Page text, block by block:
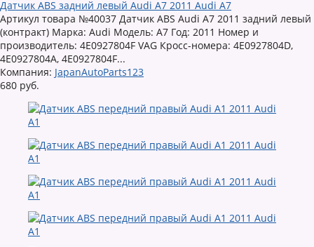
Датчик ABS задний левый Audi A7 2011 Audi A7
Артикул товара №40037 Датчик ABS Audi A7 2011 задний левый
(контракт) Марка: Audi Модель: A7 Год: 2011 Номер и
производитель: 4E0927804F VAG Кросс-номера: 4E0927804D,
4E0927804A, 4E0927804F...
Компания: JapanAutoParts123
680 руб.